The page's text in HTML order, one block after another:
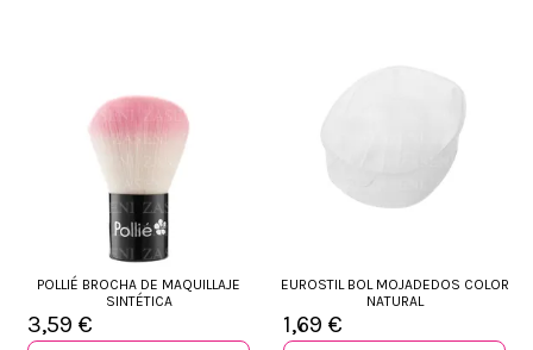
POLLIÉ BROCHA DE MAQUILLAJE
SINTÉTICA
3,59 €
EUROSTIL BOL MOJADEDOS COLOR
NATURAL
1,69 €
Avenida de los Dolores 32, Murcia